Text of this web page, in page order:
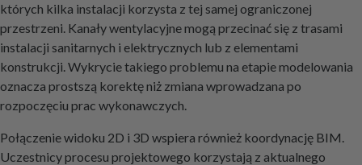
których kilka instalacji korzysta z tej samej ograniczonej
przestrzeni. Kanały wentylacyjne mogą przecinać się z trasami
instalacji sanitarnych i elektrycznych lub z elementami
konstrukcji. Wykrycie takiego problemu na etapie modelowania
oznacza prostszą korektę niż zmiana wprowadzana po
rozpoczęciu prac wykonawczych.
Połączenie widoku 2D i 3D wspiera również koordynację BIM.
Uczestnicy procesu projektowego korzystają z aktualnego